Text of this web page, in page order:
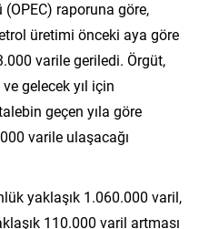
raporuna göre,
üretimi önceki aya göre
varile geriledi. Örgüt,
gelecek yıl için
geçen yıla göre
varile ulaşacağı
yaklaşık 1.060.000 varil,
110.000 varil artması